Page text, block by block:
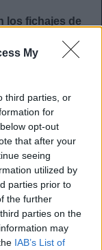
My
third parties, or
for
opt-out
that after your
seeing
utilized by
parties prior to
the further
parties on the
may
IAB’s List of
los fichajes de
Munir El
por
el Getafe, con el
goles y repartió
reforzar su